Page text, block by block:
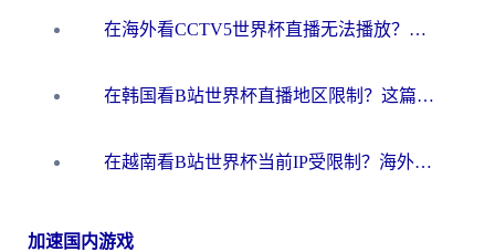
在海外看CCTV5世界杯直播无法播放？这篇指南让你和国内球迷同步呐喊
在韩国看B站世界杯直播地区限制？这篇指南让你告别“当前地区不可播放”
在越南看B站世界杯当前IP受限制？海外党体育观赛终极指南来了
加速国内游戏